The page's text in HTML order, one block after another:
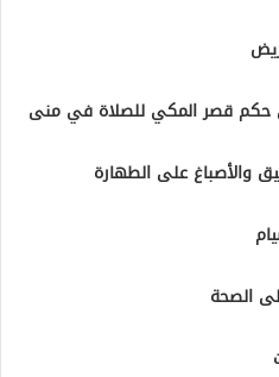
حكم قصر المكي للصلاة في منى
والأصباغ على الطهارة
الصحة